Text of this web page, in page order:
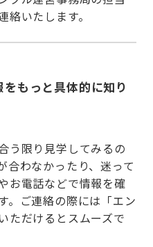
いたします。
もっと具体的に知り
う限り見学してみるの
合わなかったり、迷って
お電話などで情報を確
。ご連絡の際には「エン
ただけるとスムーズで